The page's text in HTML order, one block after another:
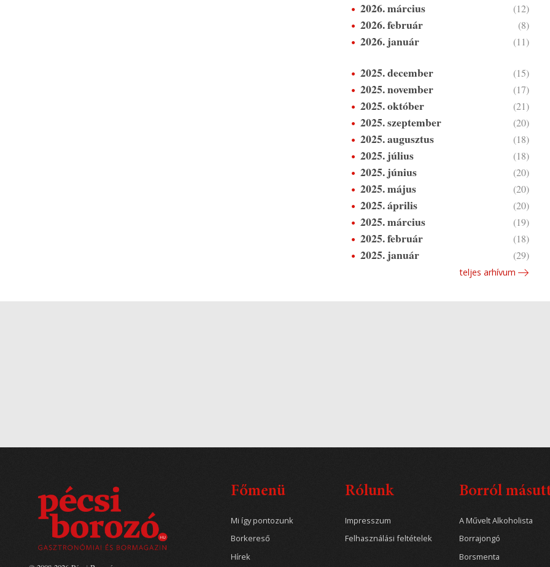
2026. március (12)
2026. február (8)
2026. január (11)
2025. december (15)
2025. november (17)
2025. október (21)
2025. szeptember (20)
2025. augusztus (18)
2025. július (18)
2025. június (20)
2025. május (20)
2025. április (20)
2025. március (19)
2025. február (18)
2025. január (29)
teljes arhívum
Főmenü
Mi így pontozunk
Borkereső
Hírek
Rólunk
Impresszum
Felhasználási feltételek
Borról
A Művelt Alkoholista
Borrajongó
Borsmenta